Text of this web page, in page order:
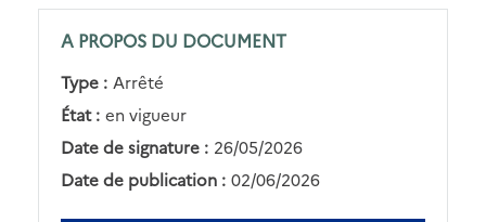
A PROPOS DU DOCUMENT
Type : Arrêté
État : en vigueur
Date de signature : 26/05/2026
Date de publication : 02/06/2026